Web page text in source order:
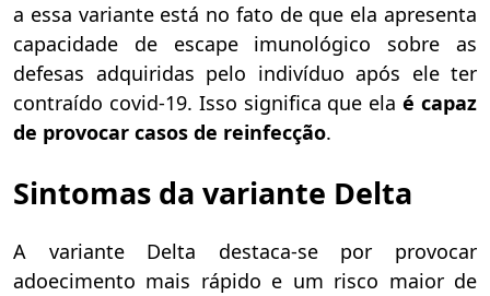
a essa variante está no fato de que ela apresenta
capacidade de escape imunológico sobre as
defesas adquiridas pelo indivíduo após ele ter
contraído covid-19. Isso significa que elaé capaz
de provocar casos de reinfecção.
Sintomas da variante Delta
A variante Delta destaca-se por provocar
adoecimento mais rápido e um risco maior de